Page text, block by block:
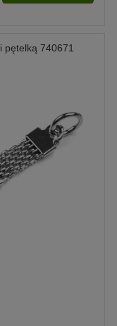
pętelką 740671